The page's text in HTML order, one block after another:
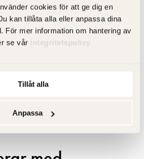
cookies för att ge dig en
kan tillåta alla eller anpassa dina
För mer information om hantering av
se vår integritetspolicy.
Tillåt alla
Anpassa